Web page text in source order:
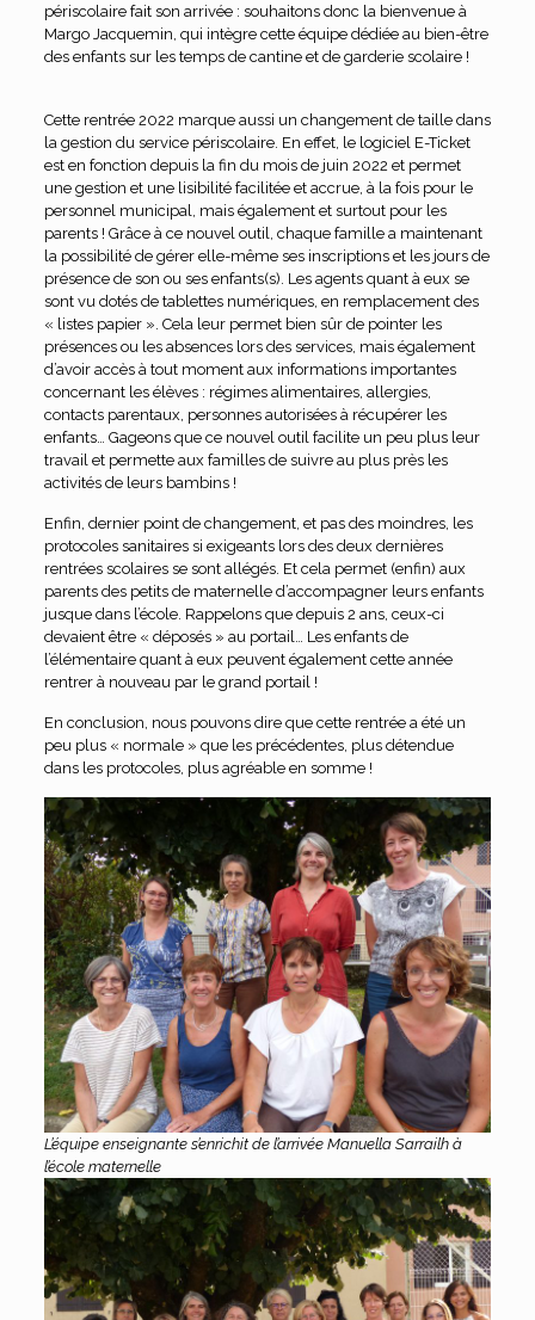
périscolaire fait son arrivée : souhaitons donc la bienvenue à
Margo Jacquemin, qui intègre cette équipe dédiée au bien-être
des enfants sur les temps de cantine et de garderie scolaire !
Cette rentrée 2022 marque aussi un changement de taille dans
la gestion du service périscolaire. En effet, le logiciel E-Ticket
est en fonction depuis la fin du mois de juin 2022 et permet
une gestion et une lisibilité facilitée et accrue, à la fois pour le
personnel municipal, mais également et surtout pour les
parents ! Grâce à ce nouvel outil, chaque famille a maintenant
la possibilité de gérer elle-même ses inscriptions et les jours de
présence de son ou ses enfants(s). Les agents quant à eux se
sont vu dotés de tablettes numériques, en remplacement des
« listes papier ». Cela leur permet bien sûr de pointer les
présences ou les absences lors des services, mais également
d’avoir accès à tout moment aux informations importantes
concernant les élèves : régimes alimentaires, allergies,
contacts parentaux, personnes autorisées à récupérer les
enfants… Gageons que ce nouvel outil facilite un peu plus leur
travail et permette aux familles de suivre au plus près les
activités de leurs bambins !
Enfin, dernier point de changement, et pas des moindres, les
protocoles sanitaires si exigeants lors des deux dernières
rentrées scolaires se sont allégés. Et cela permet (enfin) aux
parents des petits de maternelle d’accompagner leurs enfants
jusque dans l’école. Rappelons que depuis 2 ans, ceux-ci
devaient être « déposés » au portail… Les enfants de
l’élémentaire quant à eux peuvent également cette année
rentrer à nouveau par le grand portail !
En conclusion, nous pouvons dire que cette rentrée a été un
peu plus « normale » que les précédentes, plus détendue
dans les protocoles, plus agréable en somme !
L’équipe enseignante s’enrichit de l’arrivée Manuella Sarrailh à
l’école maternelle